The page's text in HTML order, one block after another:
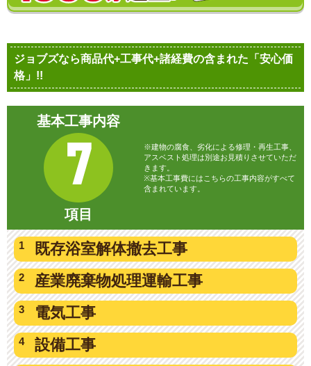
ジョブズなら商品代+工事代+諸経費の含まれた「安心価
格」!!
基本工事内容
7
項目
※建物の腐食、劣化による修理・再生工事、
アスベスト処理は別途お見積りさせていただ
きます。
※基本工事費にはこちらの工事内容がすべて
含まれています。
既存浴室解体撤去工事
産業廃棄物処理運輸工事
電気工事
設備工事